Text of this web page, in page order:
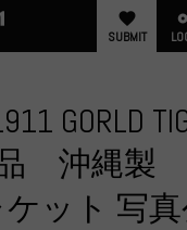
favorite
SUBMIT
GORLD
沖縄製
ット 写真